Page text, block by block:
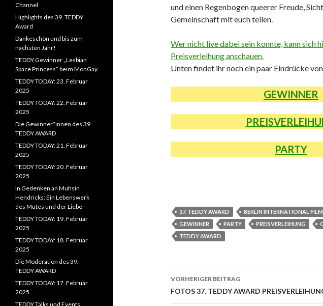
und einen Regenbogen queerer Freude,
Gemeinschaft mit euch teilen.
Wer nicht live dabei sein konnte, kann sich
Preisverleihung anschauen.
Unten findet ihr noch ein paar Eindrücke
GEWINNER
PARTY
37. TEDDY AWARD BERLIN INTERNATIONAL
GEWINNER
PARTY PREISVERLEIHUNG
TEDDY AWARD
Beitrags-
Navigation
VORHERIGER BEITRAG
FOTOS 37. TEDDY AWARD
Channel
Highlights des 39. TEDDY
Award
Dankeschön und bis zum
nächsten Jahr!
TEDDY Gewinner „Lesbian
Space Princess“ beim MonGay
TEDDY TODAY: 23. Februar
2025
TEDDY TODAY: 22. Februar
2025
Die Gewinner*innen des 39.
TEDDY AWARD
TEDDY TODAY: 21. Februar
2025
TEDDY TODAY: 20. Februar
2025
In Gedenken an Muhsin
Hendricks: Ein Lebenswerk
des Mutes und der Liebe
TEDDY TODAY: 19. Februar
2025
TEDDY TODAY: 18. Februar
2025
Die Moderation des 39.
TEDDY AWARD
TEDDY TODAY: 17. Februar
2025
TEDDY Talks und Events